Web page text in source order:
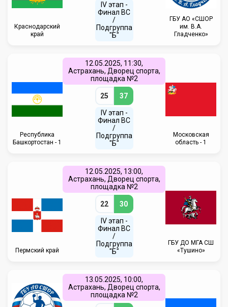
Краснодарский
край
IV этап -
Финал ВС
/
Подгруппа
"Б"
ГБУ АО «СШОР
им. В.А.
Гладченко»
Республика
Башкортостан - 1
12.05.2025, 11:30,
Астрахань, Дворец спорта,
площадка №2
25 37
IV этап -
Финал ВС
/
Подгруппа
"Б"
Московская
область - 1
Пермский край
12.05.2025, 13:00,
Астрахань, Дворец спорта,
площадка №2
22 30
IV этап -
Финал ВС
/
Подгруппа
"Б"
ГБУ ДО МГА СШ
«Тушино»
13.05.2025, 10:00,
Астрахань, Дворец спорта,
площадка №2